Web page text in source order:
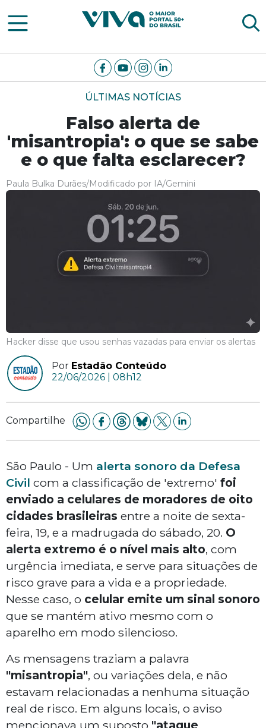
Viva Notícias
ÚLTIMAS NOTÍCIAS
Falso alerta de
'misantropia': o que se sabe
e o que falta esclarecer?
Paula Bulka Durães/Modificado por IA/Gemini
Hacker disse que usou senhas vazadas para enviar os alertas
Por Estadão Conteúdo
22/06/2026 | 08h12
Compartilhe
São Paulo - Um alerta sonoro da Defesa
Civil com a classificação de 'extremo' foi
enviado a celulares de moradores de oito
cidades brasileiras entre a noite de sexta-
feira, 19, e a madrugada do sábado, 20. O
alerta extremo é o nível mais alto, com
urgência imediata, e serve para situações de
risco grave para a vida e a propriedade.
Nesse caso, o celular emite um sinal sonoro
que se mantém ativo mesmo com o
aparelho em modo silencioso.
As mensagens traziam a palavra
"misantropia", ou variações dela, e não
estavam relacionadas a nenhuma situação
real de risco. Em alguns locais, o aviso
mencionava um suposto "ataque